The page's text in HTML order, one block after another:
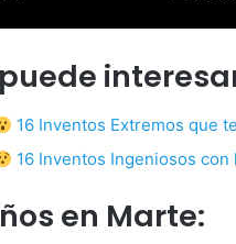
16 Inventos Extremos que
16 Inventos Ingeniosos
en Marte: